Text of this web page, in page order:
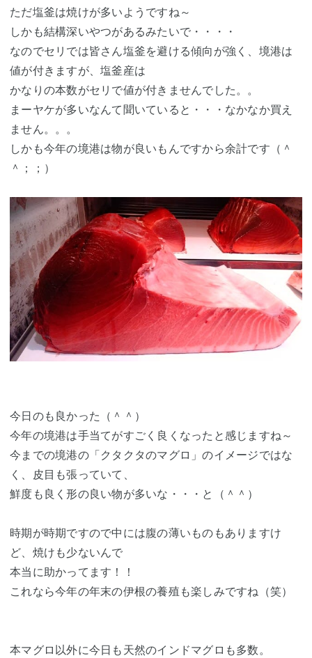
ただ塩釜は焼けが多いようですね～
しかも結構深いやつがあるみたいで・・・・
なのでセリでは皆さん塩釜を避ける傾向が強く、境港は
値が付きますが、塩釜産は
かなりの本数がセリで値が付きませんでした。。
まーヤケが多いなんて聞いていると・・・なかなか買え
ません。。。
しかも今年の境港は物が良いもんですから余計です（＾
＾；；）
今日のも良かった（＾＾）
今年の境港は手当てがすごく良くなったと感じますね～
今までの境港の「クタクタのマグロ」のイメージではな
く、皮目も張っていて、
鮮度も良く形の良い物が多いな・・・と（＾＾）
時期が時期ですので中には腹の薄いものもありますけ
ど、焼けも少ないんで
本当に助かってます！！
これなら今年の年末の伊根の養殖も楽しみですね（笑）
本マグロ以外に今日も天然のインドマグロも多数。